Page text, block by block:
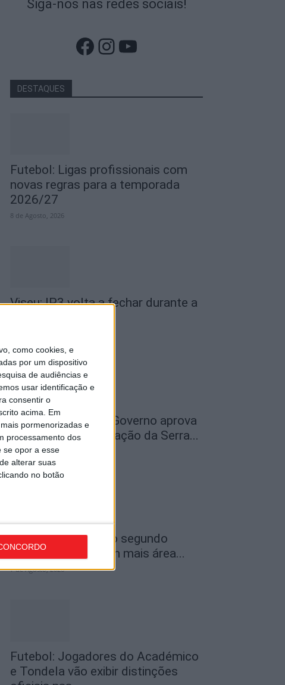
como cookies, e
por um dispositivo
de audiências e
usar identificação e
consentir o
acima. Em
pormenorizadas e
processamento dos
se opor a esse
alterar suas
no botão
Siga-nos nas redes sociais!
Facebook
Instagram
YouTube
DESTAQUES
Futebol: Ligas profissionais com
novas regras para a temporada
2026/27
8 de Agosto, 2026
Viseu: IP3 volta a fechar durante a
São Pedro do Sul: Governo aprova
Centro de Interpretação da Serra...
8 de Agosto, 2026
Incêndios: Viseu é o segundo
distrito do país com mais área...
7 de Agosto, 2026
Futebol: Jogadores do Académico
e Tondela vão exibir distinções